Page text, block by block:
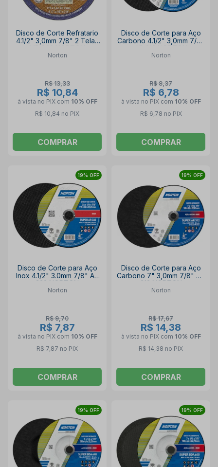
Disco de Corte Refratario
4.1/2" 3,0mm 7/8" 2 Telas
MR 832 NORTON
Norton
R$ 13,33
R$ 10,84
à vista no PIX com 10% OFF
R$ 10,84 no PIX
COMPRAR
Disco de Corte para Aço
Carbono 4.1/2" 3,0mm 7/8"
AR 312 NORTON
Norton
R$ 8,37
R$ 6,78
à vista no PIX com 10% OFF
R$ 6,78 no PIX
COMPRAR
19% OFF
Disco de Corte para Aço
Inox 4.1/2" 3.0mm 7/8" AR
332 NORTON
Norton
R$ 9,70
R$ 7,87
à vista no PIX com 10% OFF
R$ 7,87 no PIX
COMPRAR
19% OFF
Disco de Corte para Aço
Carbono 7" 3,0mm 7/8" AR
312 NORTON
Norton
R$ 17,67
R$ 14,38
à vista no PIX com 10% OFF
R$ 14,38 no PIX
COMPRAR
19% OFF 19% OFF